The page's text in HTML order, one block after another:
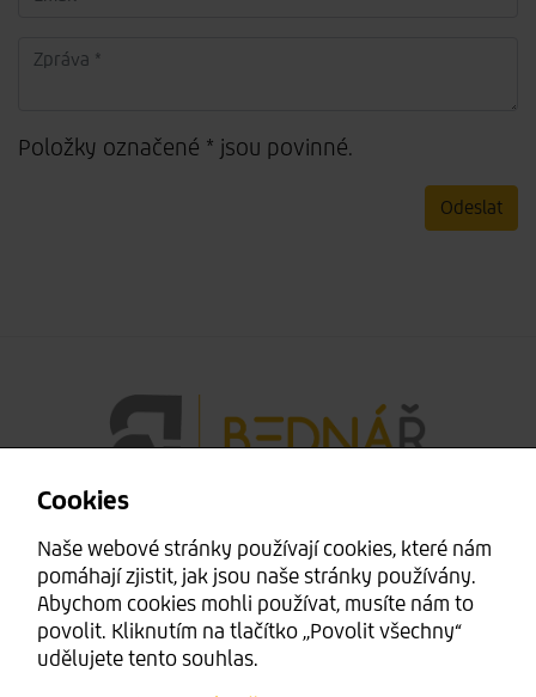
Položky označené * jsou povinné.
Odeslat
Mgr. Michal Bednář
Krotějov 30
Strážov 34021
Cookies
Naše webové stránky používají cookies, které nám
pomáhají zjistit, jak jsou naše stránky používány.
Abychom cookies mohli používat, musíte nám to
povolit. Kliknutím na tlačítko ,,Povolit všechny“
udělujete tento souhlas.